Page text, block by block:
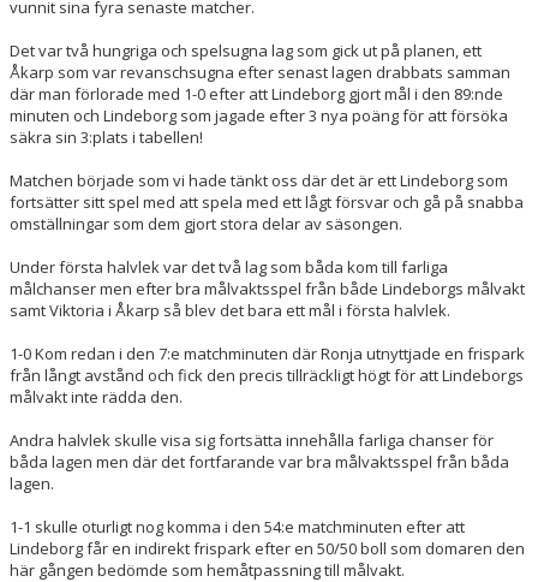
vunnit sina fyra senaste matcher.
Det var två hungriga och spelsugna lag som gick ut på planen, ett
Åkarp som var revanschsugna efter senast lagen drabbats samman
där man förlorade med 1-0 efter att Lindeborg gjort mål i den 89:nde
minuten och Lindeborg som jagade efter 3 nya poäng för att försöka
säkra sin 3:plats i tabellen!
Matchen började som vi hade tänkt oss där det är ett Lindeborg som
fortsätter sitt spel med att spela med ett lågt försvar och gå på snabba
omställningar som dem gjort stora delar av säsongen.
Under första halvlek var det två lag som båda kom till farliga
målchanser men efter bra målvaktsspel från både Lindeborgs målvakt
samt Viktoria i Åkarp så blev det bara ett mål i första halvlek.
1-0 Kom redan i den 7:e matchminuten där Ronja utnyttjade en frispark
från långt avstånd och fick den precis tillräckligt högt för att Lindeborgs
målvakt inte rädda den.
Andra halvlek skulle visa sig fortsätta innehålla farliga chanser för
båda lagen men där det fortfarande var bra målvaktsspel från båda
lagen.
1-1 skulle oturligt nog komma i den 54:e matchminuten efter att
Lindeborg får en indirekt frispark efter en 50/50 boll som domaren den
här gången bedömde som hemåtpassning till målvakt.